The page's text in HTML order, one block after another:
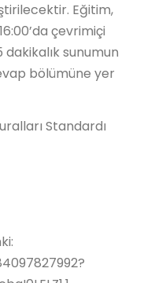
Eğitim,
çevrimiçi
sunumun
bölümüne yer
Standardı